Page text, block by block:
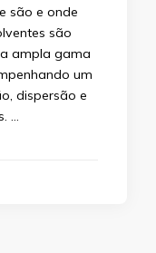
são e onde
são
ampla gama
um
dispersão e
…